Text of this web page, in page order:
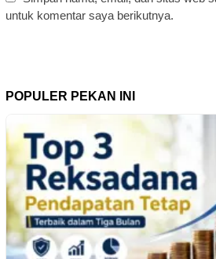
untuk komentar saya berikutnya.
POPULER PEKAN INI